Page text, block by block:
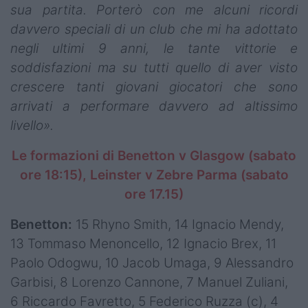
sua partita. Porterò con me alcuni ricordi
davvero speciali di un club che mi ha adottato
negli ultimi 9 anni, le tante vittorie e
soddisfazioni ma su tutti quello di aver visto
crescere tanti giovani giocatori che sono
arrivati a performare davvero ad altissimo
livello».
Le formazioni di Benetton v Glasgow (sabato
ore 18:15), Leinster v Zebre Parma (sabato
ore 17.15)
Benetton: 15 Rhyno Smith, 14 Ignacio Mendy,
13 Tommaso Menoncello, 12 Ignacio Brex, 11
Paolo Odogwu, 10 Jacob Umaga, 9 Alessandro
Garbisi, 8 Lorenzo Cannone, 7 Manuel Zuliani,
6 Riccardo Favretto, 5 Federico Ruzza (c), 4